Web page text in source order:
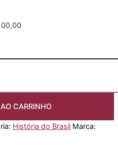
CARRINHO
História do Brasil Marca: